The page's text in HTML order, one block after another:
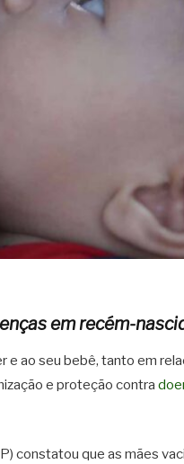
em recém-
ao seu bebê, tanto em
e proteção contra
constatou que as mães